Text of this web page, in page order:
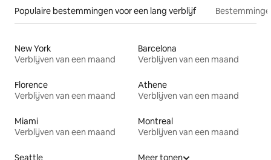
Populaire bestemmingen voor een lang verblijf
New York
Verblijven van een maand
Barcelona
Verblijven van een maand
Florence
Verblijven van een maand
Athene
Verblijven van een maand
Miami
Verblijven van een maand
Montreal
Verblijven van een maand
Seattle Meer tonen